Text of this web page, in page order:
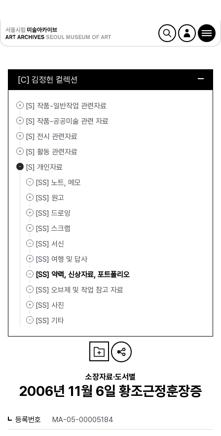
[C] 김정헌 컬렉션
[S] 작품-일반작업 관련자료
[S] 작품-공공미술 관련 자료
[S] 전시 관련자료
[S] 활동 관련자료
[S] 개인자료
[SS] 노트, 메모
[SS] 원고
[SS] 드로잉
[SS] 스크랩
[SS] 서신
[SS] 여행 및 답사
[SS] 약력, 신상자료, 포트폴리오
[SS] 오브제 및 작업 참고 자료
[SS] 사진
[SS] 기타
소장자료·도서별
2006년 11월 6일 황조근정훈장증
등록번호 MA-05-00005184